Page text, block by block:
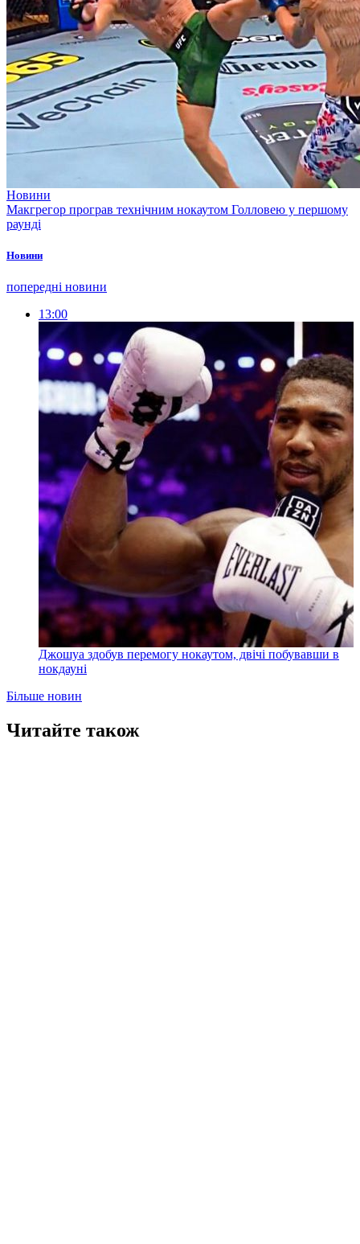
Новини
Макгрегор програв технічним нокаутом Голловею у першому
раунді
Новини
попередні новини
13:00
Джошуа здобув перемогу нокаутом, двічі побувавши в
нокдауні
Більше новин
Читайте також